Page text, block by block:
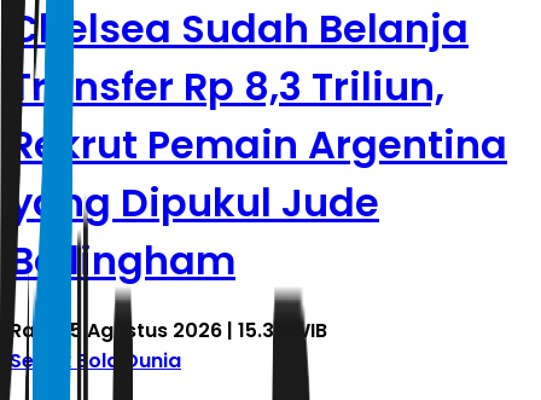
Chelsea Sudah Belanja
Transfer Rp 8,3 Triliun,
Rekrut Pemain Argentina
yang Dipukul Jude
Bellingham
Rabu, 5 Agustus 2026 | 15.33 WIB
Sepak Bola Dunia